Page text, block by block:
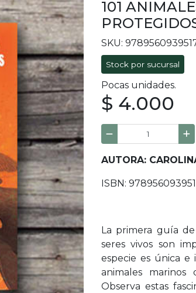
101
SKU:
Stock por sucursal
Pocas unidades.
$ 4.000
AUTORA:
ISBN:
La primera guía
seres vivos son
especie es única e
animales
Observa estas